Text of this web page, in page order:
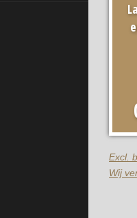
Excl.
Wij